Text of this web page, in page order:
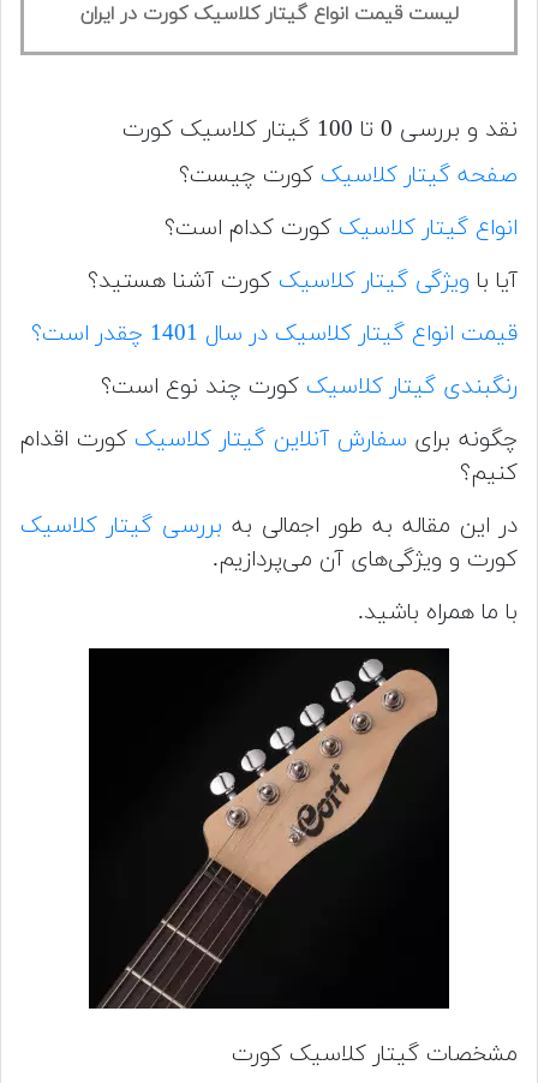
لیست قیمت انواع گیتار کلاسیک کورت در ایران
نقد و بررسی 0 تا 100 گیتار کلاسیک کورت
صفحه گیتار کلاسیک کورت چیست؟
انواع گیتار کلاسیک کورت کدام است؟
آیا با ویژگی گیتار کلاسیک کورت آشنا هستید؟
قیمت انواع گیتار کلاسیک در سال 1401 چقدر است؟
رنگبندی گیتار کلاسیک کورت چند نوع است؟
چگونه برای سفارش آنلاین گیتار کلاسیک کورت اقدام
کنیم؟
در این مقاله به طور اجمالی به بررسی گیتار کلاسیک
کورت و ویژگی‌های آن می‌پردازیم.
با ما همراه باشید.
مشخصات گیتار کلاسیک کورت